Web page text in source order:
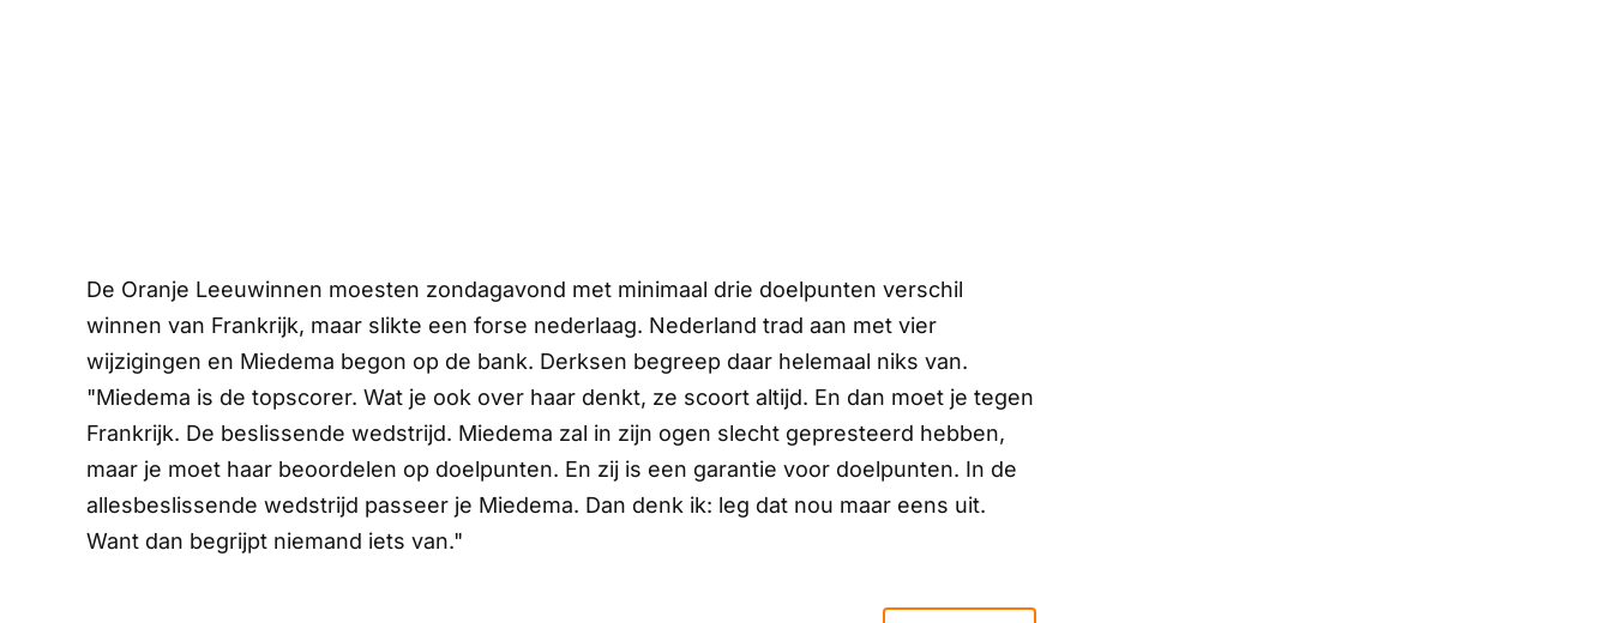
De Oranje Leeuwinnen moesten zondagavond met minimaal drie doelpunten verschil
winnen van Frankrijk, maar slikte een forse nederlaag. Nederland trad aan met vier
wijzigingen en Miedema begon op de bank. Derksen begreep daar helemaal niks van.
"Miedema is de topscorer. Wat je ook over haar denkt, ze scoort altijd. En dan moet je tegen
Frankrijk. De beslissende wedstrijd. Miedema zal in zijn ogen slecht gepresteerd hebben,
maar je moet haar beoordelen op doelpunten. En zij is een garantie voor doelpunten. In de
allesbeslissende wedstrijd passeer je Miedema. Dan denk ik: leg dat nou maar eens uit.
Want dan begrijpt niemand iets van."